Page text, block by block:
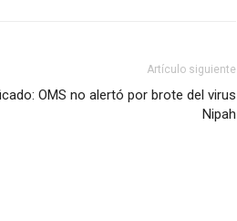
Artículo siguiente
OMS no alertó por brote del virus
Nipah